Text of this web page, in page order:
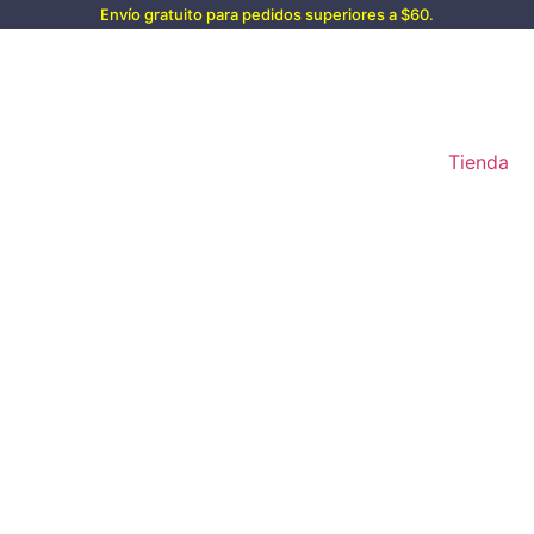
Envío gratuito para pedidos superiores a $60.
Tienda